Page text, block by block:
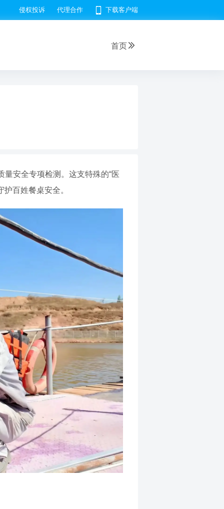
侵权投诉 代理合作 下载客户端
首页
安全专项检测。这支特殊的“医
百姓餐桌安全。